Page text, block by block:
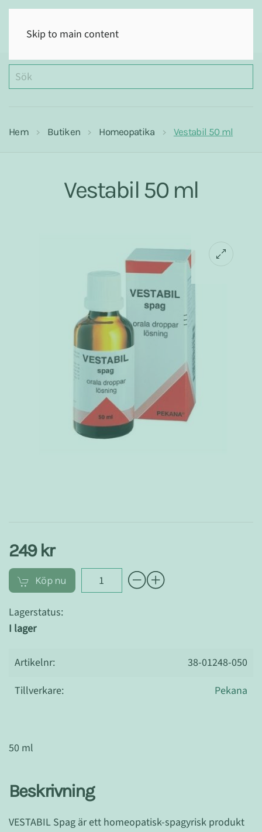
Skip to main content
Hem Butiken Homeopatika Vestabil 50 ml
Vestabil 50 ml
249 kr
Köp nu
Lagerstatus:
I lager
Artikelnr:
38-01248-050
Tillverkare:
Pekana
50 ml
Beskrivning
VESTABIL Spag är ett homeopatisk-spagyrisk produkt